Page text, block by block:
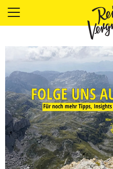
LÄNDER
UNTERKÜNFTE
FOOD
PLANUNG
OUTDOOR